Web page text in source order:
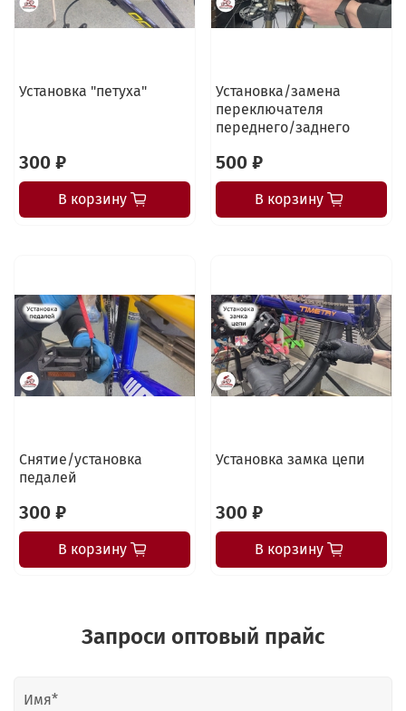
Установка "петуха"
300 ₽
В корзину
Установка/замена
переключателя
переднего/заднего
500 ₽
В корзину
Снятие/установка
педалей
300 ₽
В корзину
Установка замка цепи
300 ₽
В корзину
Запроси оптовый прайс